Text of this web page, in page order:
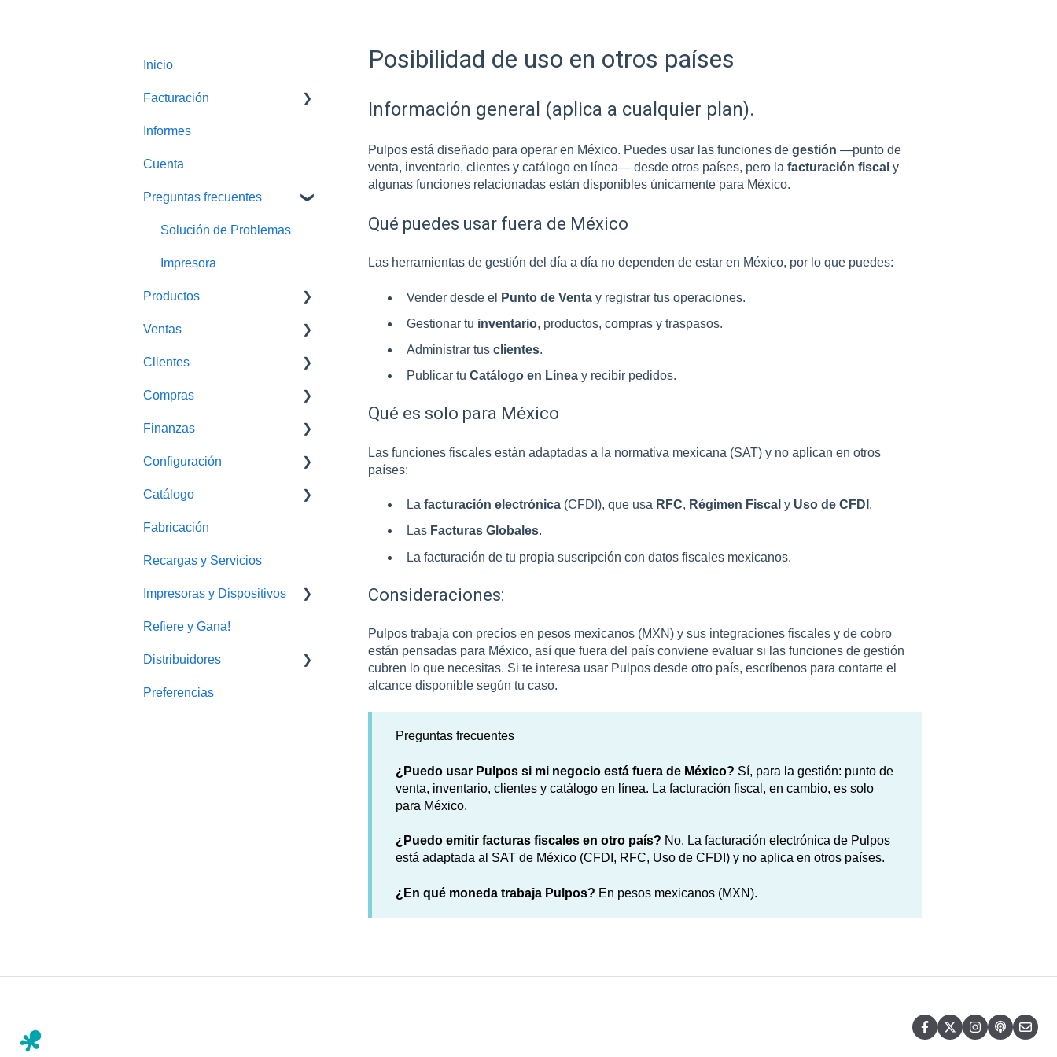
Posibilidad de uso en otros países
Información general (aplica a cualquier plan).
Pulpos está diseñado para operar en México. Puedes usar las funciones de gestión —punto de
venta, inventario, clientes y catálogo en línea— desde otros países, pero la facturación fiscal y
algunas funciones relacionadas están disponibles únicamente para México.
Qué puedes usar fuera de México
Las herramientas de gestión del día a día no dependen de estar en México, por lo que puedes:
Vender desde el Punto de Ventay registrar tus operaciones.
Gestionar tu inventario, productos, compras y traspasos.
Administrar tus clientes.
Publicar tu Catálogo en Líneay recibir pedidos.
Qué es solo para México
Las funciones fiscales están adaptadas a la normativa mexicana (SAT) y no aplican en otros
países:
La facturación electrónica(CFDI), que usa RFC, Régimen Fiscal y Uso de CFDI .
Las Facturas Globales.
La facturación de tu propia suscripción con datos fiscales mexicanos.
Consideraciones:
Pulpos trabaja con precios en pesos mexicanos (MXN) y sus integraciones fiscales y de cobro
están pensadas para México, así que fuera del país conviene evaluar si las funciones de gestión
cubren lo que necesitas. Si te interesa usar Pulpos desde otro país, escríbenos para contarte el
alcance disponible según tu caso.
Preguntas frecuentes
¿Puedo usar Pulpos si mi negocio está fuera de México? Sí, para la gestión: punto de
venta, inventario, clientes y catálogo en línea. La facturación fiscal, en cambio, es solo
para México.
¿Puedo emitir facturas fiscales en otro país? No. La facturación electrónica de Pulpos
está adaptada al SAT de México (CFDI, RFC, Uso de CFDI) y no aplica en otros países.
¿En qué moneda trabaja Pulpos? En pesos mexicanos (MXN).
Inicio
Facturación
Facturas Globales
Informes
Cuenta
Preguntas frecuentes
Solución de Problemas
Impresora
Productos
Traspasos
Ventas
Cotizaciones
Clientes
Monedero Electrónico
Compras
Proovedores
Gastos
Finanzas
Caja
Conciliaciones Bancarias
Configuración
WhatsApp Business
Catálogo
Cobros y envíos
Fabricación
Recargas y Servicios
Impresoras y Dispositivos
Impresora
Refiere y Gana!
Distribuidores
FAQ
Preferencias